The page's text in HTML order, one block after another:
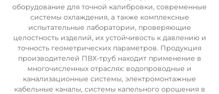
оборудование для точной калибровки, современные
системы охлаждения, а также комплексные
испытательные лаборатории, проверяющие
целостность изделий, их устойчивость к давлению и
точность геометрических параметров. Продукция
производителей ПВХ-труб находит применение в
многочисленных отраслях: водопроводные и
канализационные системы, электромонтажные
кабельные каналы, системы капельного орошения в